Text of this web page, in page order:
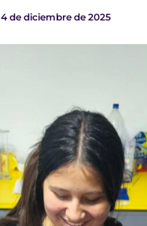
4 de diciembre de 2025